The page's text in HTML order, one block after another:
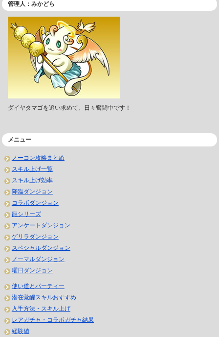
管理人：みかどら
ダイヤタマゴを追い求めて、日々奮闘中です！
メニュー
ノーコン攻略まとめ
スキル上げ一覧
スキル上げ効率
降臨ダンジョン
コラボダンジョン
龍シリーズ
アンケートダンジョン
ゲリラダンジョン
スペシャルダンジョン
ノーマルダンジョン
曜日ダンジョン
使い道とパーティー
潜在覚醒スキルおすすめ
入手方法・スキル上げ
レアガチャ・コラボガチャ結果
経験値